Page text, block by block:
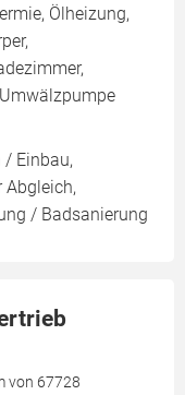
Ölheizung,
/ Einbau,
Abgleich,
/ Badsanierung
von 67728